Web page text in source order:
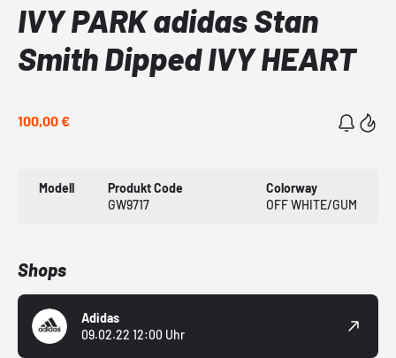
IVY PARK adidas Stan
Smith Dipped IVY HEART
100,00 €
Modell
Produkt Code
GW9717
Colorway
OFF WHITE/GUM
Shops
Adidas
09.02.22 12:00 Uhr